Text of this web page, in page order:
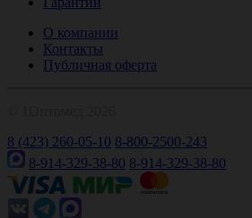
О компании
Контакты
Публичная оферта
8 (423) 260-05-10 8-800-2500-243
8-914-329-38-80 8-914-329-38-80